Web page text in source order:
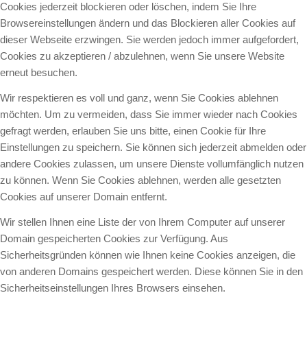
Cookies jederzeit blockieren oder löschen, indem Sie Ihre
Browsereinstellungen ändern und das Blockieren aller Cookies auf
dieser Webseite erzwingen. Sie werden jedoch immer aufgefordert,
Cookies zu akzeptieren / abzulehnen, wenn Sie unsere Website
erneut besuchen.
Wir respektieren es voll und ganz, wenn Sie Cookies ablehnen
möchten. Um zu vermeiden, dass Sie immer wieder nach Cookies
gefragt werden, erlauben Sie uns bitte, einen Cookie für Ihre
Einstellungen zu speichern. Sie können sich jederzeit abmelden oder
andere Cookies zulassen, um unsere Dienste vollumfänglich nutzen
zu können. Wenn Sie Cookies ablehnen, werden alle gesetzten
Cookies auf unserer Domain entfernt.
Wir stellen Ihnen eine Liste der von Ihrem Computer auf unserer
Domain gespeicherten Cookies zur Verfügung. Aus
Sicherheitsgründen können wie Ihnen keine Cookies anzeigen, die
von anderen Domains gespeichert werden. Diese können Sie in den
Sicherheitseinstellungen Ihres Browsers einsehen.